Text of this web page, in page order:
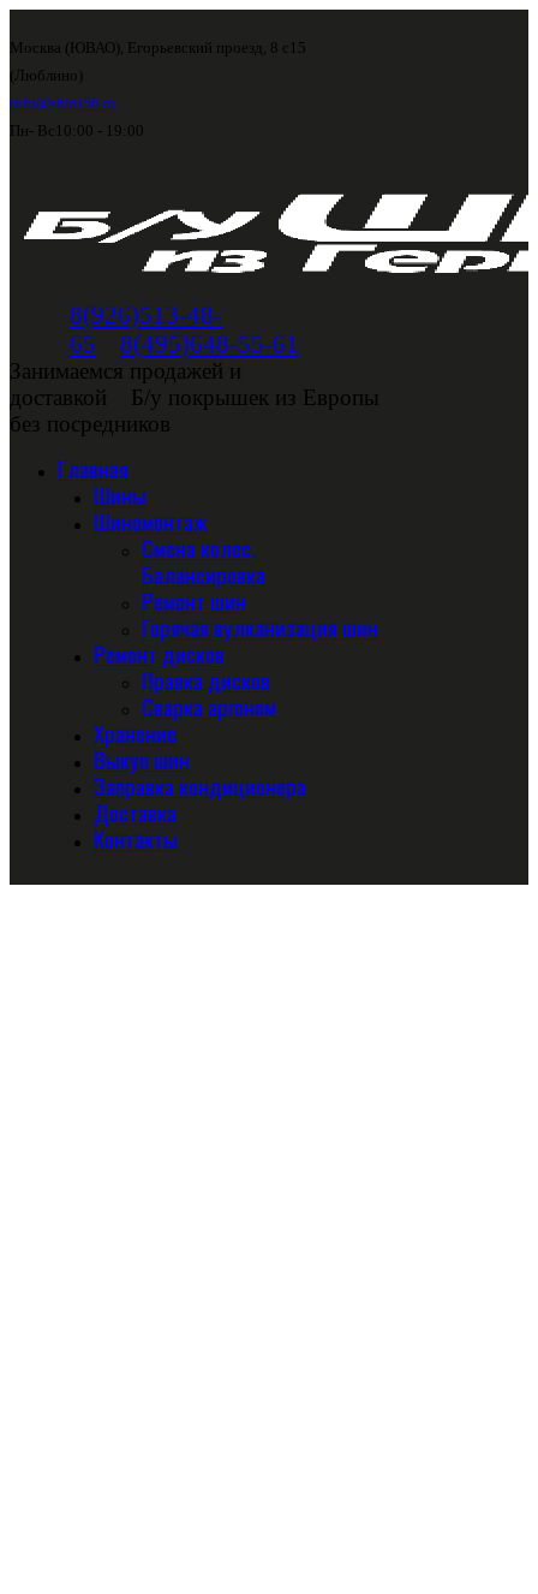
Москва (ЮВАО), Егорьевский проезд, 8 с15
(Люблино)
info@shini56.ru
Пн- Вс 10:00 - 19:00
8(926)513-48-
65
8(495)648-55-61
Занимаемся продажей и
доставкой
Б/у покрышек из Европы
без посредников
Главная
Шины
Шиномонтаж
Смена колес.
Балансировка
Ремонт шин
Горячая вулканизация шин
Ремонт дисков
Правка дисков
Сварка аргоном
Хранение
Выкуп шин
Заправка кондиционера
Доставка
Контакты